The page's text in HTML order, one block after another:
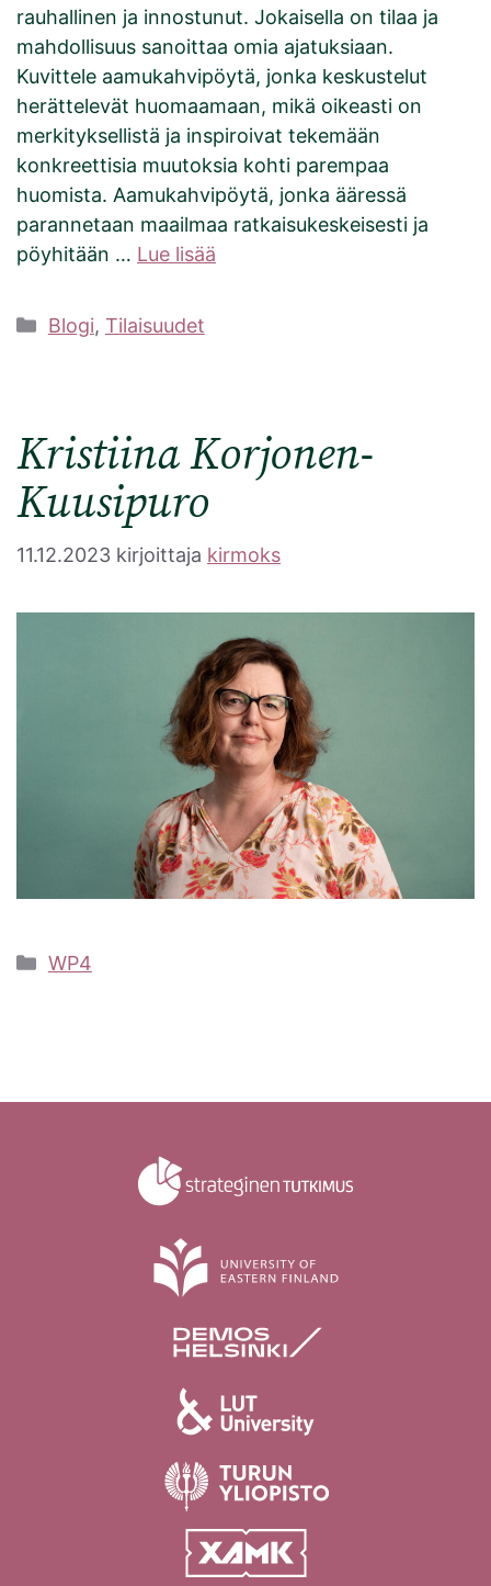
rauhallinen ja innostunut. Jokaisella on tilaa ja
mahdollisuus sanoittaa omia ajatuksiaan.
Kuvittele aamukahvipöytä, jonka keskustelut
herättelevät huomaamaan, mikä oikeasti on
merkityksellistä ja inspiroivat tekemään
konkreettisia muutoksia kohti parempaa
huomista. Aamukahvipöytä, jonka ääressä
parannetaan maailmaa ratkaisukeskeisesti ja
pöyhitään … Lue lisää
Kategoriat
Blogi, Tilaisuudet
Kristiina Korjonen-
Kuusipuro
11.12.2023 kirjoittaja kirmoks
Kategoriat
WP4